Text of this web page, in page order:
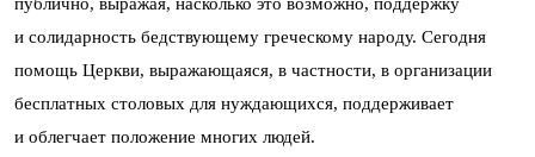
и солидарность бедствующему греческому народу. Сегодня
помощь Церкви, выражающаяся, в частности, в организации
бесплатных столовых для нуждающихся, поддерживает
и облегчает положение многих людей.